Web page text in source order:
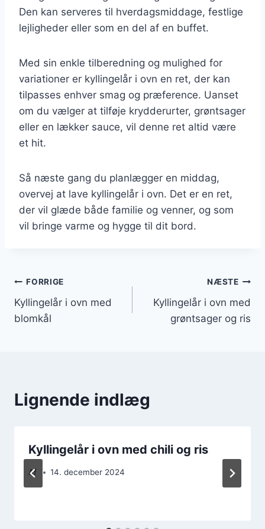
Den kan serveres til hverdagsmiddage, festlige
lejligheder eller som en del af en buffet.
Med sin enkle tilberedning og mulighed for
variationer er kyllingelår i ovn en ret, der kan
tilpasses enhver smag og præference. Uanset
om du vælger at tilføje krydderurter, grøntsager
eller en lækker sauce, vil denne ret altid være
et hit.
Så næste gang du planlægger en middag,
overvej at lave kyllingelår i ovn. Det er en ret,
der vil glæde både familie og venner, og som
vil bringe varme og hygge til dit bord.
Indlægsnavigation
FORRIGE
Kyllingelår i ovn med
blomkål
NÆSTE
Kyllingelår i ovn med
grøntsager og ris
Lignende indlæg
Kyllingelår i ovn med chili og ris
Af 14. december 2024